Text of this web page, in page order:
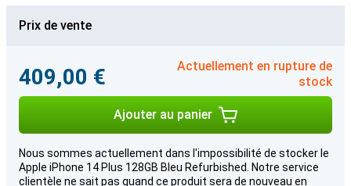
Prix de vente
409,00 €
Actuellement en rupture de
stock
Ajouter au panier
Nous sommes actuellement dans l'impossibilité de stocker le
Apple iPhone 14 Plus 128GB Bleu Refurbished. Notre service
clientèle ne sait pas quand ce produit sera de nouveau en